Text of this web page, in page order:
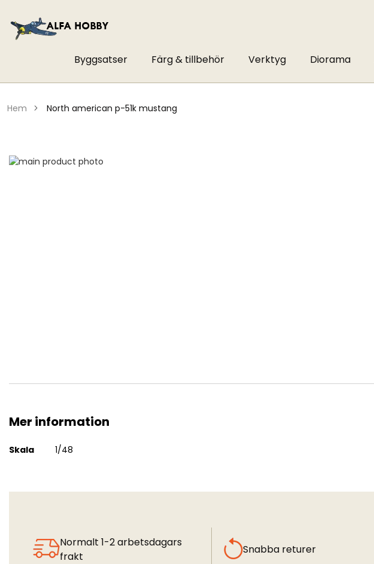
Byggsatser Färg & tillbehör Verktyg Diorama
hem north american p-51k mustang
Hoppa
Mer information
Mer
Skala 1/48
Normalt 1-2 arbetsdagars
frakt
Snabba returer